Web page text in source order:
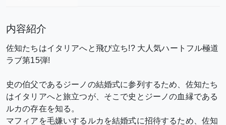
内容紹介
佐知たちはイタリアへと飛び立ち!? 大人気ハートフル極道
ラブ第15弾!
史の伯父であるジーノの結婚式に参列するため、佐知たち
はイタリアへと旅立つが、そこで史とジーノの血縁である
ルカの存在を知る。
マフィアを毛嫌いするルカを結婚式に招待するため、佐知